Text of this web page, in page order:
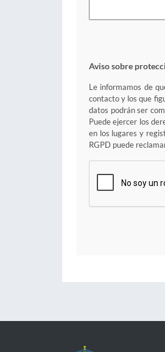
Aviso sobre
Le informamos de
contacto y los que
datos podrán ser
Puede ejercer los
en los lugares y
RGPD puede